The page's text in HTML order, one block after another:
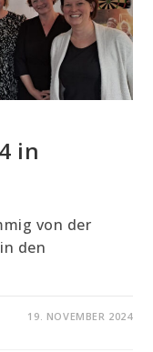
in
von der
den
19. NOVEMBER 2024